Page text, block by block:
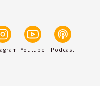
Youtube Podcast